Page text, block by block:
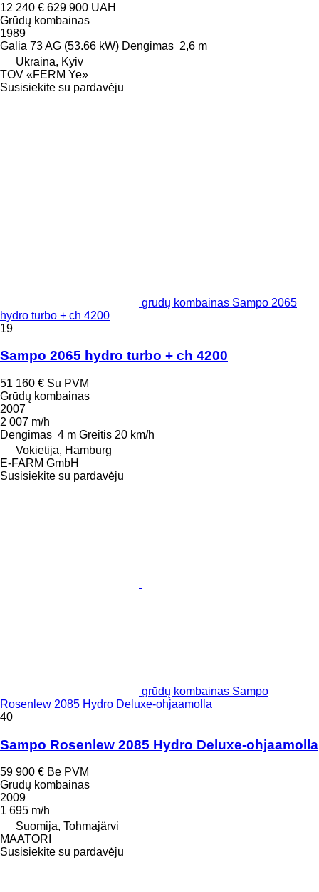
12 240 € 629 900 UAH
Grūdų kombainas
1989
Galia 73 AG (53.66 kW) Dengimas 2,6 m
Ukraina, Kyiv
TOV «FERM Ye»
Susisiekite su pardavėju
grūdų kombainas Sampo 2065
hydro turbo + ch 4200
19
Sampo 2065 hydro turbo + ch 4200
51 160 € Su PVM
Grūdų kombainas
2007
2 007 m/h
Dengimas 4 m Greitis 20 km/h
Vokietija, Hamburg
E-FARM GmbH
Susisiekite su pardavėju
grūdų kombainas Sampo
Rosenlew 2085 Hydro Deluxe-ohjaamolla
40
Sampo Rosenlew 2085 Hydro Deluxe-ohjaamolla
59 900 € Be PVM
Grūdų kombainas
2009
1 695 m/h
Suomija, Tohmajärvi
MAATORI
Susisiekite su pardavėju